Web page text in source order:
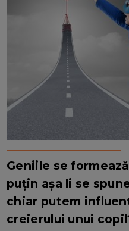
Geniile se
puțin așa li se
chiar putem
creierului unui